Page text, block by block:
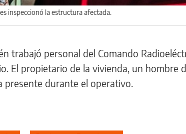
inspeccionó la estructura afectada.
trabajó personal del Comando
El propietario de la vivienda, un hombre
presente durante el operativo.